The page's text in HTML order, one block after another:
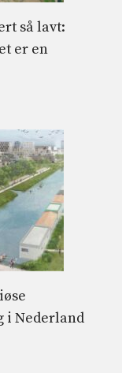
så lavt:
er en
i Nederland